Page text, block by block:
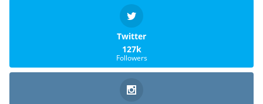
Twitter
127k
Followers